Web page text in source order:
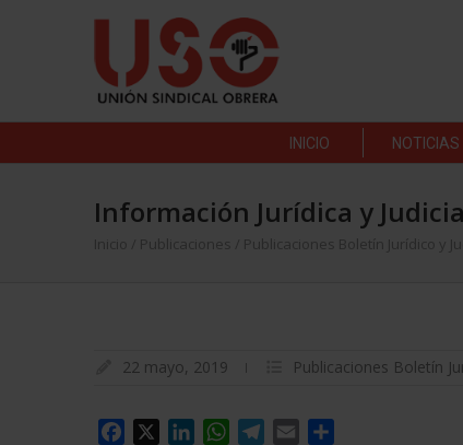
INICIO NOTICIAS
Información Jurídica y
Inicio Publicaciones Publicaciones Boletín Jurídico y
22 mayo, 2019 Publicaciones Boletín
Facebook LinkedInWhatsApp
Telegram
Email